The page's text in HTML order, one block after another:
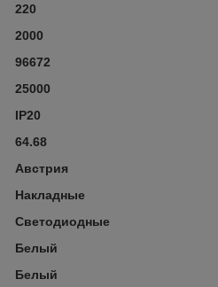
220
2000
96672
25000
IP20
64.68
Австрия
Накладные
Светодиодные
Белый
Белый